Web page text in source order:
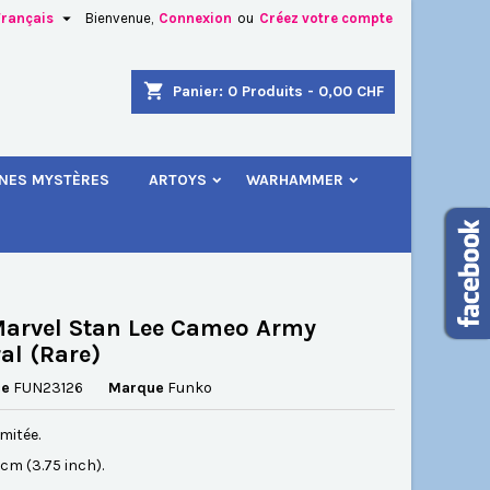
Bienvenue, Connexion ou Créez votre compte

shopping_cart Panier: 0 Produits - 0,00 CHF
MYSTÈRES ARTOYS WARHAMMER
Stan Lee Cameo Army
(Rare)
FUN23126 Marque Funko
cm (3.75 inch).